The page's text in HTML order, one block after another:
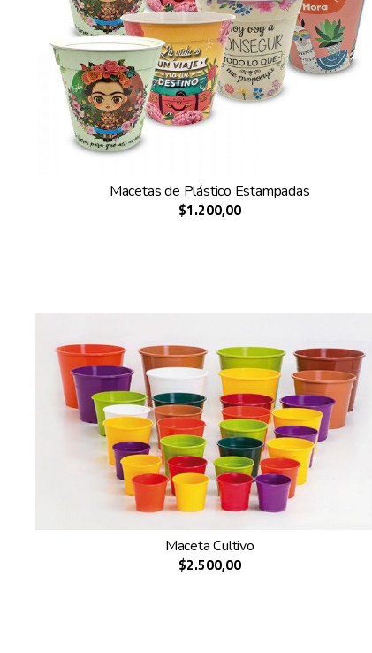
Macetas de Plástico Estampadas
$1.200,00
Maceta Cultivo
$2.500,00